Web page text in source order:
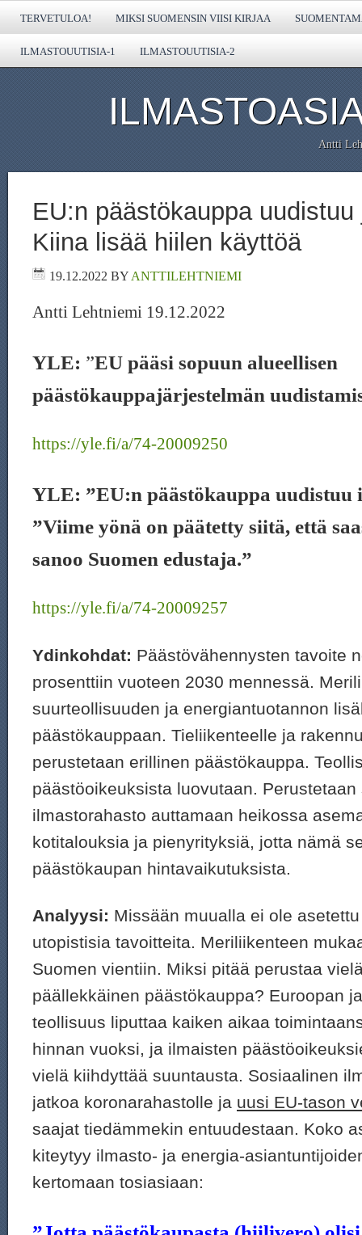
TERVETULOA! MIKSI SUOMENSIN VIISI KIRJAA
ILMASTOUUTISIA-1 ILMASTOUUTISIA-2
Antti
EU:n päästökauppa
Kiina lisää hiilen käyttöä
19.12.2022 BYANTTILEHTNIEMI
Antti Lehtniemi 19.12.2022
YLE: ”EU pääsi sopuun alueellisen
päästökauppajärjestelmän
https://yle.fi/a/74-20009250
YLE: ”EU:n päästökauppa uudistuu
”Viime yönä on päätetty siitä, että
sanoo Suomen edustaja.”
https://yle.fi/a/74-20009257
Ydinkohdat: Päästövähennysten tavoite
prosenttiin vuoteen 2030 mennessä.
suurteollisuuden ja energiantuotannon
päästökauppaan. Tieliikenteelle ja
perustetaan erillinen päästökauppa.
päästöoikeuksista luovutaan.
ilmastorahasto auttamaan heikossa
kotitalouksia ja pienyrityksiä, jotta nämä
päästökaupan hintavaikutuksista.
Analyysi: Missään muualla ei ole
utopistisia tavoitteita. Meriliikenteen
Suomen vientiin. Miksi pitää perustaa
päällekkäinen päästökauppa? Euroopan
teollisuus liputtaa kaiken aikaa
hinnan vuoksi, ja ilmaisten
vielä kiihdyttää suuntausta. Sosiaalinen
jatkoa koronarahastolle ja uusi EU-tason
saajat tiedämmekin entuudestaan. Koko
kiteytyy ilmasto- ja energia-
kertomaan tosiasiaan: